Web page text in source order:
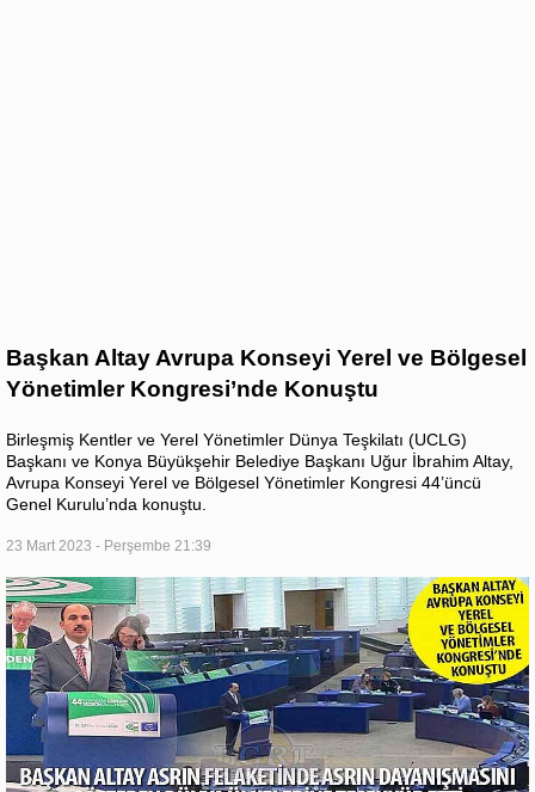
Başkan Altay Avrupa Konseyi Yerel ve Bölgesel
Yönetimler Kongresi’nde Konuştu
Birleşmiş Kentler ve Yerel Yönetimler Dünya Teşkilatı (UCLG)
Başkanı ve Konya Büyükşehir Belediye Başkanı Uğur İbrahim Altay,
Avrupa Konseyi Yerel ve Bölgesel Yönetimler Kongresi 44’üncü
Genel Kurulu’nda konuştu.
23 Mart 2023 - Perşembe 21:39